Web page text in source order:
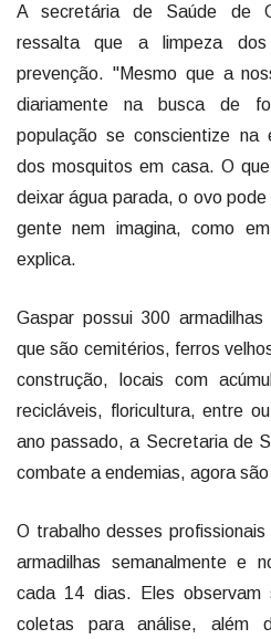
A secretária de Saúde de
ressalta que a limpeza
prevenção. "Mesmo que a
diariamente na busca de
população se conscientize na
dos mosquitos em casa. O
deixar água parada, o ovo
gente nem imagina, como
explica.
Gaspar possui 300
que são cemitérios, ferros
construção, locais com
recicláveis, floricultura, entre
ano passado, a Secretaria de
combate a endemias, agora
O trabalho desses
armadilhas semanalmente e
cada 14 dias. Eles observam
coletas para análise, além